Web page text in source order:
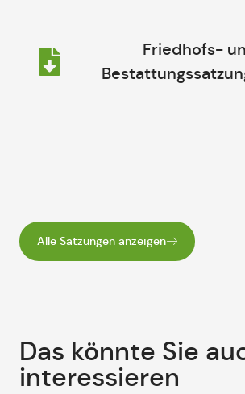
Friedhofs-
Alle Satzungen anzeigen
Das könnte Sie
interessieren